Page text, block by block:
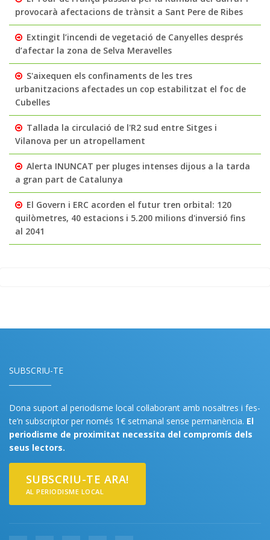
provocarà afectacions de trànsit a Sant Pere de Ribes
Extingit l’incendi de vegetació de Canyelles després
d’afectar la zona de Selva Meravelles
S'aixequen els confinaments de les tres
urbanitzacions afectades un cop estabilitzat el foc de
Cubelles
Tallada la circulació de l'R2 sud entre Sitges i
Vilanova per un atropellament
Alerta INUNCAT per pluges intenses dijous a la tarda
a gran part de Catalunya
El Govern i ERC acorden el futur tren orbital: 120
quilòmetres, 40 estacions i 5.200 milions d'inversió fins
al 2041
SUBSCRIU-TE
Dona suport al periodisme local col·laborant amb nosaltres i fes-
te’n subscriptor per només 1€ setmanal sense permanència. El
periodisme de proximitat necessita del compromís dels
seus lectors.
SUBSCRIU-TE ARA!
AL PERIODISME LOCAL